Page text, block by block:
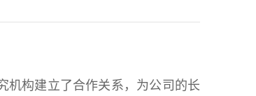
机构建立了合作关系，为公司的长